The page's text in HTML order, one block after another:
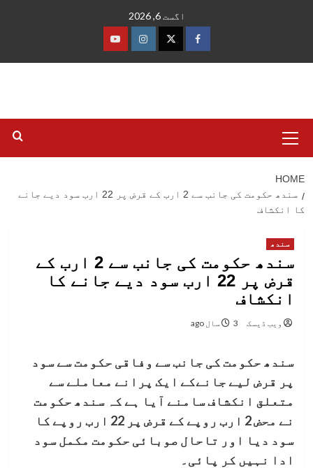
اگست 6, 2026
فیس
ٹوئٹرانسٹاگرام
یوٹیوب
Menu
HOME
سندھ حکومت کی جانب سے 2 ارب کے قرض پر 22 ارب سود دیے جانے
کا انکشاف
سندھ
سندھ حکومت کی جانب سے 2 ارب کے
قرض پر 22 ارب سود دیے جانے کا
انکشاف
ویب ڈیسک 3 سال ago
سندھ حکومت کی جانب سے وفاقی حکومت سے سود
پر قرض لیے جانےکے ایک پرانے معاملے سے
متعلق انکشاف سامنے آیا ہے کہ سندھ حکومت
نے محض 2 ارب روپے کے قرض پر 22 ارب روپے کا
سود دیا اور تاحال صوبائی حکومت مکمل سود
ادا نہیں کر پائی۔